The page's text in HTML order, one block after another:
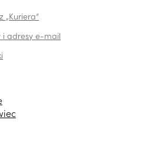
„Kuriera”
i adresy e-mail